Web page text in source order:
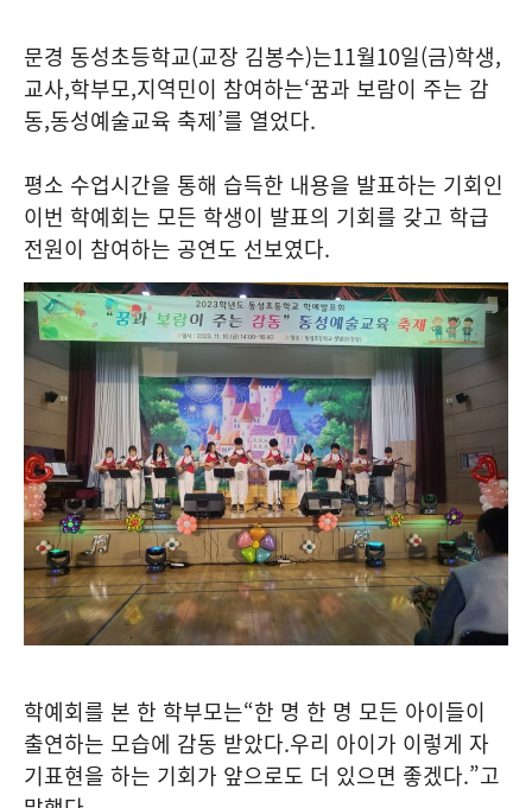
문경 동성초등학교(교장 김봉수)는11월10일(금)학생,
교사,학부모,지역민이 참여하는‘꿈과 보람이 주는 감
동,동성예술교육 축제’를 열었다.
평소 수업시간을 통해 습득한 내용을 발표하는 기회인
이번 학예회는 모든 학생이 발표의 기회를 갖고 학급
전원이 참여하는 공연도 선보였다.
학예회를 본 한 학부모는“한 명 한 명 모든 아이들이
출연하는 모습에 감동 받았다.우리 아이가 이렇게 자
기표현을 하는 기회가 앞으로도 더 있으면 좋겠다.”고